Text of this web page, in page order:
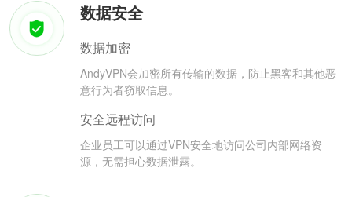
数据安全
数据加密
AndyVPN会加密所有传输的数据，防止黑客和其他恶
意行为者窃取信息。
安全远程访问
企业员工可以通过VPN安全地访问公司内部网络资
源，无需担心数据泄露。